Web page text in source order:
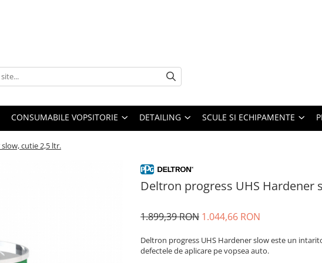
CONSUMABILE VOPSITORIE DETAILING SCULE SI ECHIPAMENTE
cutie 2,5 ltr.
Deltron progress UHS Hardener
1.899,39 RON 1.044,66 RON
Deltron progress UHS Hardener slow este un
defectele de aplicare pe vopsea auto.